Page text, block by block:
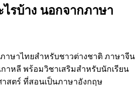
รบ้าง นอกจากภาษา
าษาไทยสำหรับชาวต่างชาติ ภาษาจีน
าหลี พร้อมวิชาเสริมสำหรับนักเรียน
สตร์ ที่สอนเป็นภาษาอังกฤษ